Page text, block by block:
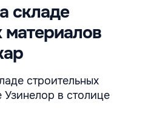
складе
материалов
строительных
в столице